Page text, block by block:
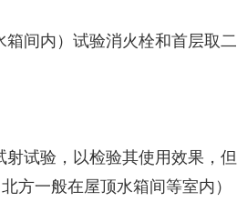
间内）试验消火栓和首层取二
试验，以检验其使用效果，但
方一般在屋顶水箱间等室内）